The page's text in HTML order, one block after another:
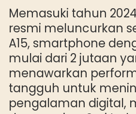
Memasuki tahun
resmi meluncurkan
A15, smartphone
mulai dari 2 jutaan
menawarkan
tangguh untuk
pengalaman digital,